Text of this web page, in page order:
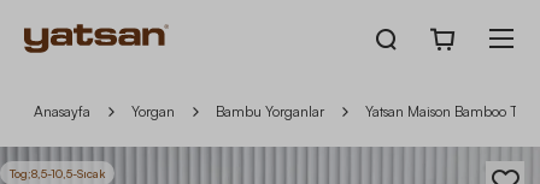
Anasayfa Yorgan Bambu Yorganlar Yatsan Maison Bamboo
Tog;8,5-10,5-Sıcak